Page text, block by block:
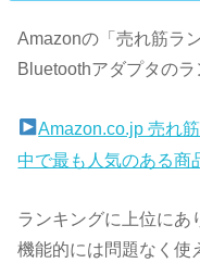
Amazonの「売れ筋ラ
Bluetoothアダプタの
Amazon.co.jp 売れ
中で最も人気のある商
ランキングに上位にあ
機能的には問題なく使